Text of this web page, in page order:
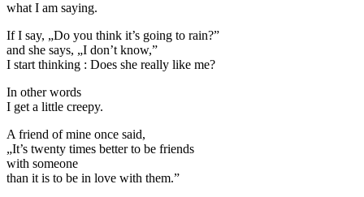
what I am saying.
If I say, „Do you think it’s going to rain?”
and she says, „I don’t know,”
I start thinking : Does she really like me?
In other words
I get a little creepy.
A friend of mine once said,
„It’s twenty times better to be friends
with someone
than it is to be in love with them.”